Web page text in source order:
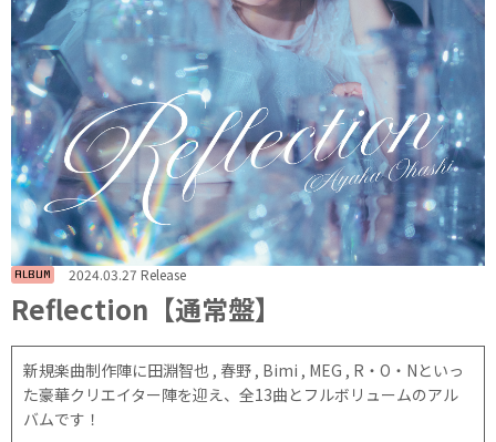
ALBUM 2024.03.27 Release
Reflection【通常盤】
新規楽曲制作陣に田淵智也 , 春野 , Bimi , MEG , R・O・Nといっ
た豪華クリエイター陣を迎え、全13曲とフルボリュームのアル
バムです！